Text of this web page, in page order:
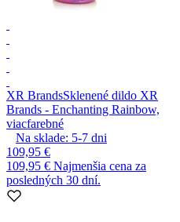
XR BrandsSklenené dildo XR
Brands - Enchanting Rainbow,
viacfarebné
Na sklade: 5-7 dni
109,95 €
109,95 € Najmenšia cena za
posledných 30 dní.